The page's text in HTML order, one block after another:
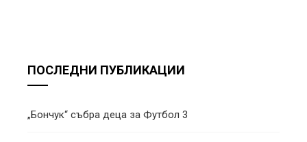
ПОСЛЕДНИ ПУБЛИКАЦИИ
„Бончук“ събра деца за Футбол 3